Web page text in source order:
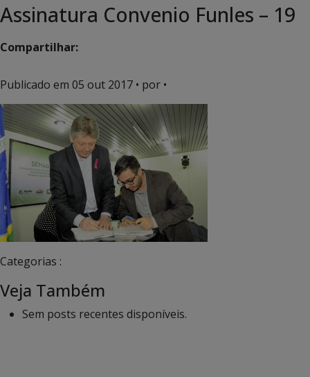
Assinatura Convenio Funles – 19
Compartilhar:
Publicado em 05 out 2017 • por •
Categorias :
Veja Também
Sem posts recentes disponíveis.